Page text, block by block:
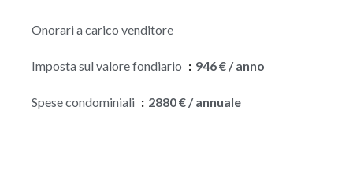
Onorari a carico venditore
Imposta sul valore fondiario 946 € / anno
Spese condominiali 2880 € / annuale